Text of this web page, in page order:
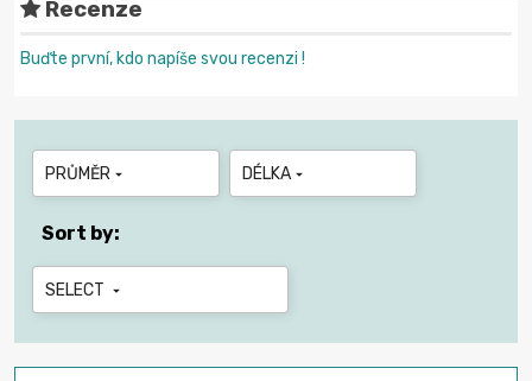
Recenze
Buďte první, kdo napíše svou recenzi !
PRŮMĚR  DÉLKA 
Sort by:
SELECT 